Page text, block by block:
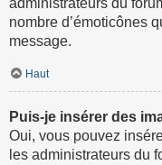
nombre d’émoticônes
message.
Haut
Puis-je insérer des
Oui, vous pouvez
les administrateurs du